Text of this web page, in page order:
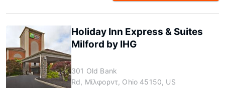
Holiday Inn Express & Suites
Milford by IHG
301 Old Bank
Rd, Μίλφορντ, Ohio 45150, US